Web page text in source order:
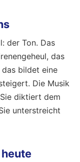
der Ton. Das
das
das bildet eine
Die Musik
diktiert dem
unterstreicht